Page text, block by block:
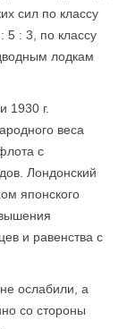
сил по классу
5 : 3, по классу
лодкам
1930 г.
веса
с
Лондонский
японского
и равенства с
осла­били, а
со стороны